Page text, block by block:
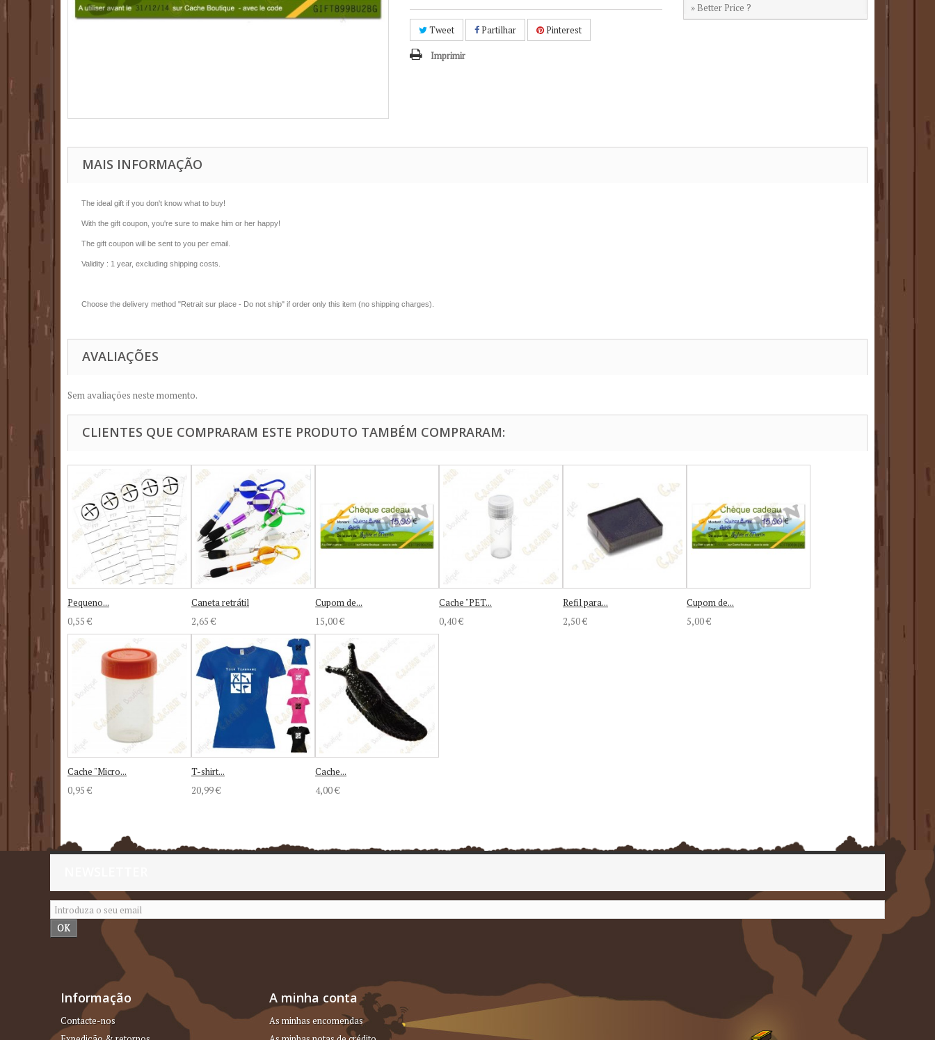
Tweet Partilhar Pinterest
Imprimir
» Better Price ?
MAIS INFORMAÇÃO
The ideal gift if you don't know what to buy!
With the gift coupon, you're sure to make him or her happy!
The gift coupon will be sent to you per email.
Validity : 1 year, excluding shipping costs
Choose the delivery method "Retrait sur place - Do not ship" if order only this item (no shipping charges).
AVALIAÇÕES
Sem avaliações neste momento.
CLIENTES QUE COMPRARAM ESTE PRODUTO TAMBÉM COMPRARAM:
Pequeno...
0,55 €
Caneta retrátil
2,65 €
Cupom de...
15,00 €
Cache "PET...
0,40 €
Refil para...
2,50 €
Cupom de...
5,00 €
Cache "Micro...
0,95 €
T-shirt...
20,99 €
Cache...
4,00 €
OK
Informação
Contacte-nos
A minha conta
As minhas encomendas